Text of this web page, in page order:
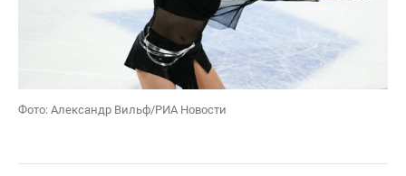
Фото: Александр Вильф/РИА Новости